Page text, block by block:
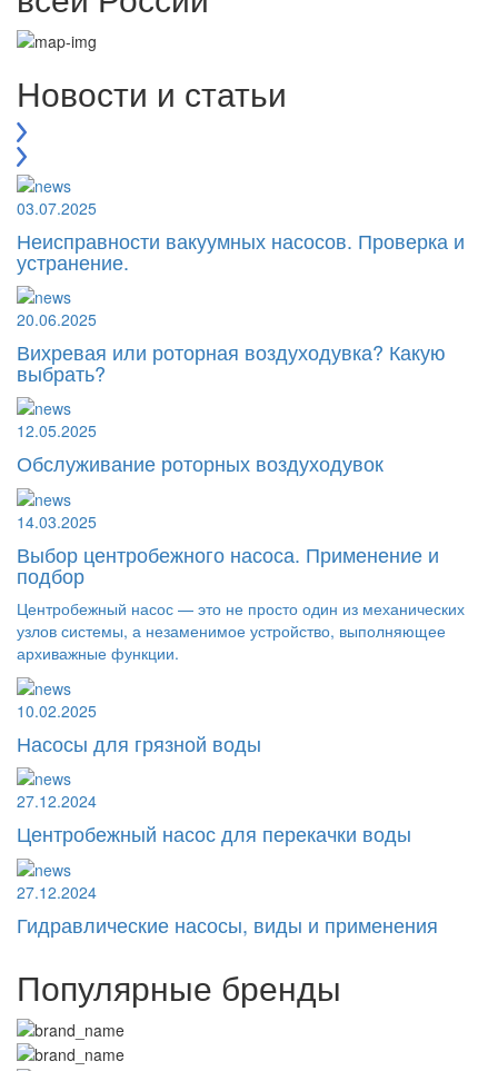
Новости и статьи
03.07.2025
Неисправности вакуумных насосов. Проверка и
устранение.
20.06.2025
Вихревая или роторная воздуходувка? Какую
выбрать?
12.05.2025
Обслуживание роторных воздуходувок
14.03.2025
Выбор центробежного насоса. Применение и
подбор
Центробежный насос — это не просто один из механических
узлов системы, а незаменимое устройство, выполняющее
архиважные функции.
10.02.2025
Насосы для грязной воды
27.12.2024
Центробежный насос для перекачки воды
27.12.2024
Гидравлические насосы, виды и применения
Популярные бренды